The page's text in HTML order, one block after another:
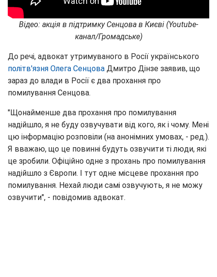
Відео: акція в підтримку Сенцова в Києві (Youtube-
канал/Громадське)
До речі, адвокат утримуваного в Росії українського
політв'язня Олега Сенцова Дмитро Дінзе заявив, що
зараз до влади в Росії є два прохання про
помилування Сенцова.
"Щонайменше два прохання про помилування
надійшло, я не буду озвучувати від кого, як і чому. Мені
цю інформацію розповіли (на анонімних умовах, - ред.).
Я вважаю, що це повинні будуть озвучити ті люди, які
це зробили. Офіційно одне з прохань про помилування
надійшло з Європи. І тут одне місцеве прохання про
помилування. Нехай люди самі озвучують, я не можу
озвучити", - повідомив адвокат.